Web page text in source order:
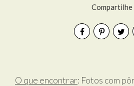
Compartilhe
O que encontrar: Fotos com